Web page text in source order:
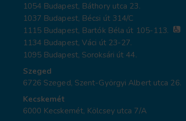
1054 Budapest, Báthory utca 23.
1037 Budapest, Bécsi út 314/C
1115 Budapest, Bartók Béla út 105-113.
1134 Budapest, Váci út 23-27.
1095 Budapest, Soroksári út 44.
Szeged
6726 Szeged, Szent-Györgyi Albert utca 26.
Kecskemét
6000 Kecskemét, Kölcsey utca 7/A